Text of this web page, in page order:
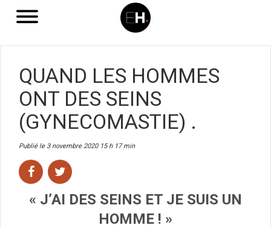
QUAND LES HOMMES
ONT DES SEINS
(GYNECOMASTIE) .
Publié le 3 novembre 2020 15 h 17 min
« J’AI DES SEINS ET JE SUIS UN
HOMME ! »